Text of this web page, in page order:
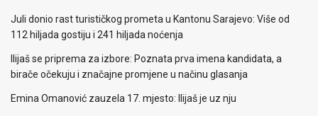
Juli donio rast turističkog prometa u Kantonu Sarajevo: Više od
112 hiljada gostiju i 241 hiljada noćenja
Ilijaš se priprema za izbore: Poznata prva imena kandidata, a
birače očekuju i značajne promjene u načinu glasanja
Emina Omanović zauzela 17. mjesto: Ilijaš je uz nju